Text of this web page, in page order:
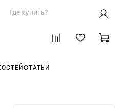
Где купить?
СТАТЬИ